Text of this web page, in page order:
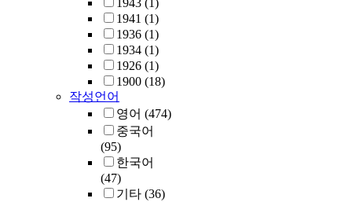
1943 (1)
1941 (1)
1936 (1)
1934 (1)
1926 (1)
1900 (18)
작성언어
영어 (474)
중국어
(95)
한국어
(47)
기타 (36)